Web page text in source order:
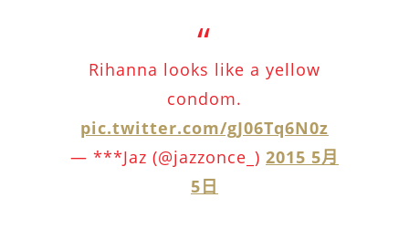
Rihanna looks like a yellow
condom.
pic.twitter.com/gJ06Tq6N0z
— ***Jaz (@jazzonce_) 2015 5月
5日